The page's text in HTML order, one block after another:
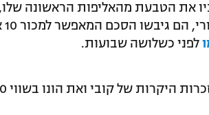
העניק לאביו את הטבעת מהאליפות הראשונה
מצבם
לפני כשלושה שבועות.